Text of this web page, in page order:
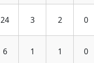
24 3 2 0
6 1 1 0